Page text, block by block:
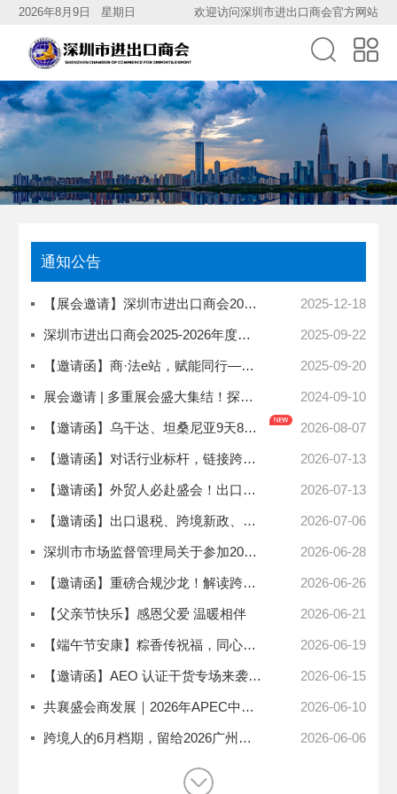
2026年8月9日 星期日 欢迎访问深圳市进出口商会官方网站
通知公告
【展会邀请】深圳市进出口商会2026年度展览汇总，诚挚邀请各位企业家朋友报名参展！ 2025-12-18
深圳市进出口商会2025-2026年度展览计划 2025-09-22
【邀请函】商·法e站，赋能同行——深圳市进出口商会云端法律咨询服务 2025-09-20
展会邀请 | 多重展会盛大集结！探寻新商业机遇，携手进军海外市场。 2024-09-10
【邀请函】乌干达、坦桑尼亚9天8晚商务考察 2026-08-07
【邀请函】对话行业标杆，链接跨界资源！商会标杆企业走访周计划，报名通道已开放！ 2026-07-13
【邀请函】外贸人必赴盛会！出口退税新政+海外税务架构一站式解读，仅限200席！ 2026-07-13
【邀请函】出口退税、跨境新政、海外风控架构全覆盖！第二届深圳国际税收合规大会重磅来袭！ 2026-07-06
深圳市市场监督管理局关于参加2026年粤港澳大湾区高价值知识产权培育布局大赛的通知 2026-06-28
【邀请函】重磅合规沙龙！解读跨国制裁与出口管制新政，手把手搭建企业出海合规体系 2026-06-26
【父亲节快乐】感恩父爱 温暖相伴 2026-06-21
【端午节安康】粽香传祝福，同心向远方 2026-06-19
【邀请函】AEO 认证干货专场来袭！外贸企业合规升级、降本增效一站式解锁！ 2026-06-15
共襄盛会商发展｜2026年APEC中小企业工商论坛诚邀参会 2026-06-10
跨境人的6月档期，留给2026广州跨交会 2026-06-06